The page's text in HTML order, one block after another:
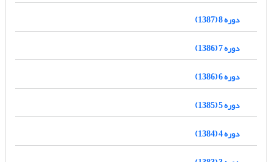
دوره 8 (1387)
دوره 7 (1386)
دوره 6 (1386)
دوره 5 (1385)
دوره 4 (1384)